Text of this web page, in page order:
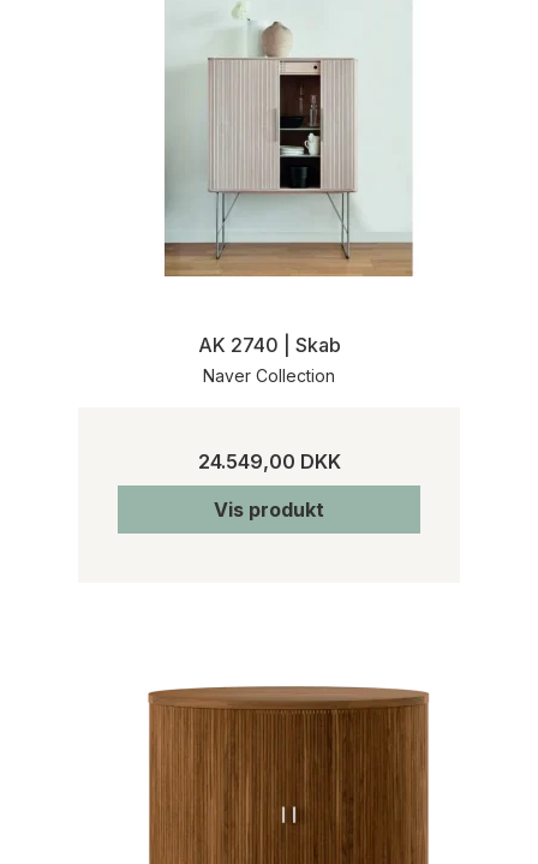
AK 2740 | Skab
Naver Collection
24.549,00 DKK
Vis produkt